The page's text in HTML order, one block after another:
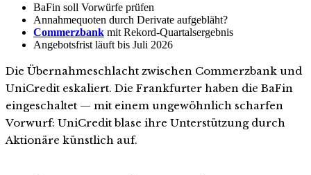
BaFin soll Vorwürfe prüfen
Annahmequoten durch Derivate aufgebläht?
Commerzbank mit Rekord-Quartalsergebnis
Angebotsfrist läuft bis Juli 2026
Die Übernahmeschlacht zwischen Commerzbank und
UniCredit eskaliert. Die Frankfurter haben die BaFin
eingeschaltet — mit einem ungewöhnlich scharfen
Vorwurf: UniCredit blase ihre Unterstützung durch
Aktionäre künstlich auf.